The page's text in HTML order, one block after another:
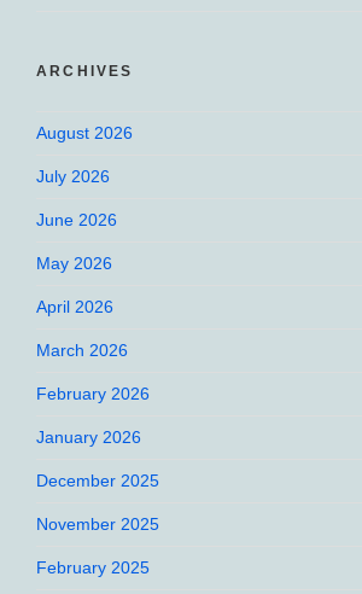
ARCHIVES
August 2026
July 2026
June 2026
May 2026
April 2026
March 2026
February 2026
January 2026
December 2025
November 2025
February 2025